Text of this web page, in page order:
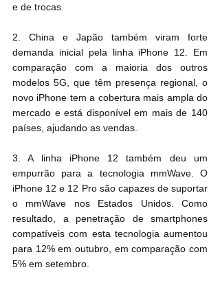
e de trocas.
2. China e Japão também viram forte
demanda inicial pela linha iPhone 12. Em
comparação com a maioria dos outros
modelos 5G, que têm presença regional, o
novo iPhone tem a cobertura mais ampla do
mercado e está disponível em mais de 140
países, ajudando as vendas.
3. A linha iPhone 12 também deu um
empurrão para a tecnologia mmWave. O
iPhone 12 e 12 Pro são capazes de suportar
o mmWave nos Estados Unidos. Como
resultado, a penetração de smartphones
compatíveis com esta tecnologia aumentou
para 12% em outubro, em comparação com
5% em setembro.